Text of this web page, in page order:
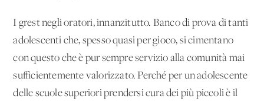
I grest negli oratori, innanzitutto. Banco di prova di tanti
adolescenti che, spesso quasi per gioco, si cimentano
con questo che è pur sempre servizio alla comunità mai
sufficientemente valorizzato. Perché per un adolescente
delle scuole superiori prendersi cura dei più piccoli è il